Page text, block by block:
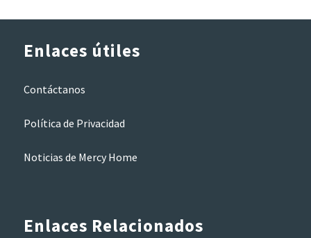
Enlaces útiles
Contáctanos
Política de Privacidad
Noticias de Mercy Home
Enlaces Relacionados